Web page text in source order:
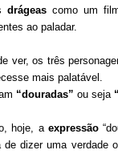
drágeas como um
ao paladar.
ver, os três
mais palatável.
“douradas” ou seja
hoje, a expressão
de dizer uma verdade